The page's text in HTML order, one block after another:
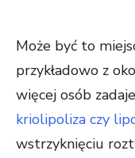
Może być to
przykładowo z
więcej osób
kriolipoliza czy
wstrzyknięciu